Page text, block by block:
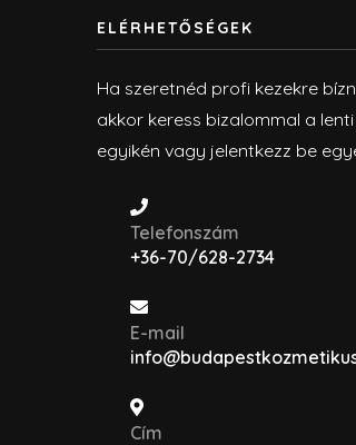
ELÉRHETŐSÉGEK
Ha szeretnéd profi kezekre
akkor keress bizalommal a
egyikén vagy jelentkezz be
Telefonszám
+36-70/628-2734
E-mail
Cím